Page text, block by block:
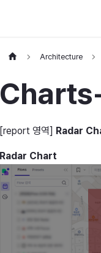
Architecture
[report 영역] Radar
Radar Chart